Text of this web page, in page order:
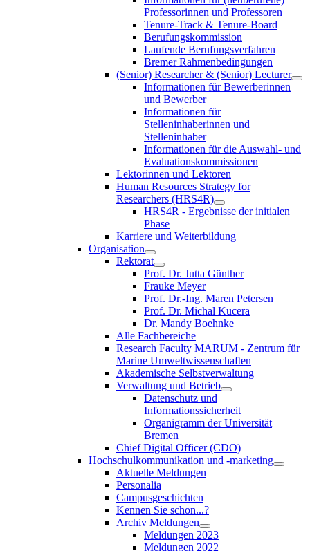
Professorinnen und Professoren
Tenure-Track & Tenure-Board
Berufungskommission
Laufende Berufungsverfahren
Bremer Rahmenbedingungen
(Senior) Researcher & (Senior) Lecturer
Informationen für Bewerberinnen
und Bewerber
Informationen für
Stelleninhaberinnen und
Stelleninhaber
Informationen für die Auswahl- und
Evaluationskommissionen
Lektorinnen und Lektoren
Human Resources Strategy for
Researchers (HRS4R)
HRS4R - Ergebnisse der initialen
Phase
Karriere und Weiterbildung
Organisation
Rektorat
Prof. Dr. Jutta Günther
Frauke Meyer
Prof. Dr.-Ing. Maren Petersen
Prof. Dr. Michal Kucera
Dr. Mandy Boehnke
Alle Fachbereiche
Research Faculty MARUM - Zentrum für
Marine Umweltwissenschaften
Akademische Selbstverwaltung
Verwaltung und Betrieb
Datenschutz und
Informationssicherheit
Organigramm der Universität
Bremen
Chief Digital Officer (CDO)
Hochschulkommunikation und -marketing
Aktuelle Meldungen
Personalia
Campusgeschichten
Kennen Sie schon...?
Archiv Meldungen
Meldungen 2023
Meldungen 2022